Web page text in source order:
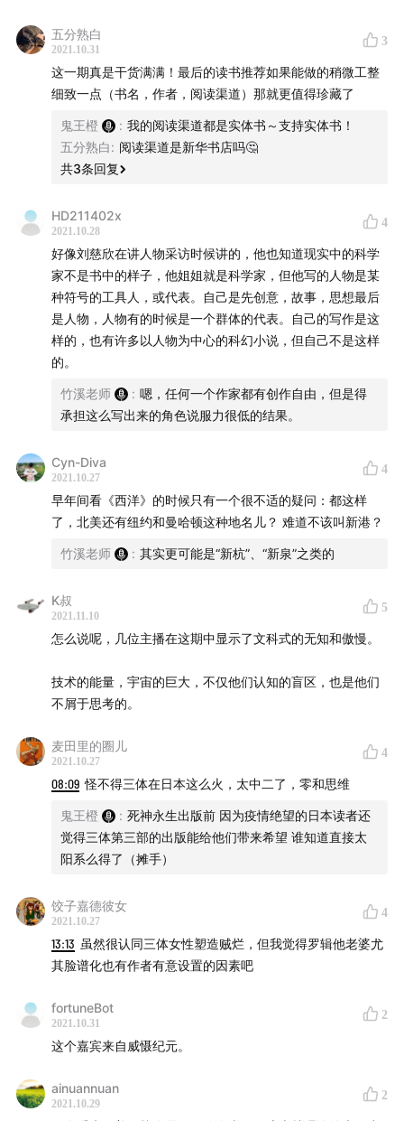
五分熟白
2021.10.31
3
这一期真是干货满满！最后的读书推荐如果能做的稍微工整
细致一点（书名，作者，阅读渠道）那就更值得珍藏了
鬼王橙 : 我的阅读渠道都是实体书～支持实体书！
五分熟白: 阅读渠道是新华书店吗🤔
共3条回复
HD211402x
2021.10.28
4
好像刘慈欣在讲人物采访时候讲的，他也知道现实中的科学
家不是书中的样子，他姐姐就是科学家，但他写的人物是某
种符号的工具人，或代表。自己是先创意，故事，思想最后
是人物，人物有的时候是一个群体的代表。自己的写作是这
样的，也有许多以人物为中心的科幻小说，但自己不是这样
的。
竹溪老师 : 嗯，任何一个作家都有创作自由，但是得
承担这么写出来的角色说服力很低的结果。
Cyn-Diva
2021.10.27
4
早年间看《西洋》的时候只有一个很不适的疑问：都这样
了，北美还有纽约和曼哈顿这种地名儿？ 难道不该叫新港？
竹溪老师 : 其实更可能是“新杭”、“新泉”之类的
K叔
2021.11.10
5
怎么说呢，几位主播在这期中显示了文科式的无知和傲慢。
技术的能量，宇宙的巨大，不仅他们认知的盲区，也是他们
不屑于思考的。
麦田里的圈儿
2021.10.27
4
08:09 怪不得三体在日本这么火，太中二了，零和思维
鬼王橙 : 死神永生出版前 因为疫情绝望的日本读者还
觉得三体第三部的出版能给他们带来希望 谁知道直接太
阳系么得了（摊手）
饺子嘉德彼女
2021.10.27
4
13:13 虽然很认同三体女性塑造贼烂，但我觉得罗辑他老婆尤
其脸谱化也有作者有意设置的因素吧
fortuneBot
2021.10.31
2
这个嘉宾来自威慑纪元。
ainuannuan
2021.10.29
2